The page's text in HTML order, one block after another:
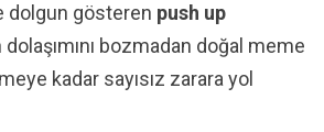
dolgun gösteren push up
dolaşımını bozmadan doğal meme
kadar sayısız zarara yol